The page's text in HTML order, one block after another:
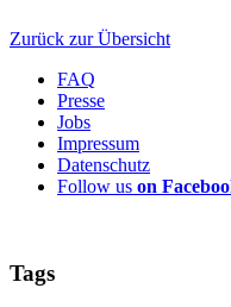
Zurück zur Übersicht
FAQ
Presse
Jobs
Impressum
Datenschutz
Follow us on
Tags